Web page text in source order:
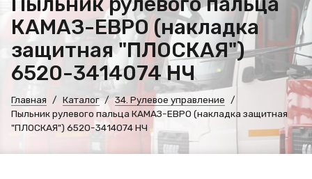
КАМАЗ-ЕВРО (накладка
защитная "ПЛОСКАЯ")
6520-3414074 НЧ
Главная Каталог
34. Рулевое управление
Пыльник рулевого пальца КАМАЗ-ЕВРО (накладка защитная
"ПЛОСКАЯ") 6520-3414074 НЧ